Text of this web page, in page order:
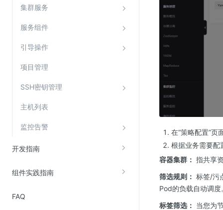
集群服务
服务组件
引导操作
项目管理
SSH密钥管理
主机列表
监控告警
开发指南
组件实践指南
FAQ
在“策略配置”页
根据业务需要配
容器集群： 指共享
筛选规则： 标签/污
Pod的负载自动调度
标签筛选： 当您为